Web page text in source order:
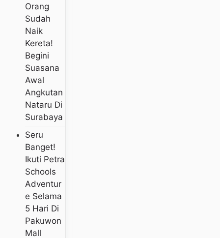
Orang
Sudah
Naik
Kereta!
Begini
Suasana
Awal
Angkutan
Nataru Di
Surabaya
Seru
Banget!
Ikuti Petra
Schools
Adventur
E Selama
5 Hari Di
Pakuwon
Mall